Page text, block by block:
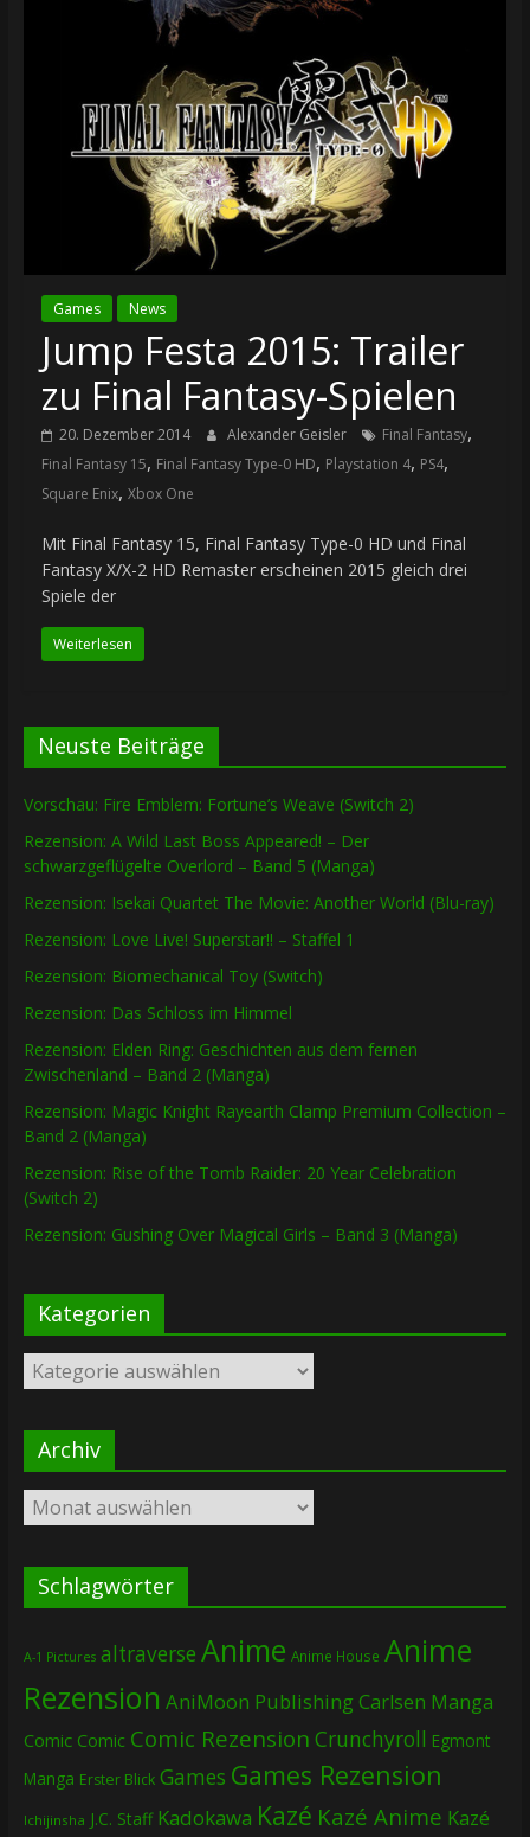
Games News
Jump Festa 2015: Trailer
zu Final Fantasy-Spielen
20. Dezember 2014 Alexander Geisler Final Fantasy,
Final Fantasy 15, Final Fantasy Type-0 HD, Playstation 4, PS4,
Square Enix, Xbox One
Mit Final Fantasy 15, Final Fantasy Type-0 HD und Final
Fantasy X/X-2 HD Remaster erscheinen 2015 gleich drei
Spiele der
Weiterlesen
Neuste Beiträge
Vorschau: Fire Emblem: Fortune’s Weave (Switch 2)
Rezension: A Wild Last Boss Appeared! – Der
schwarzgeflügelte Overlord – Band 5 (Manga)
Rezension: Isekai Quartet The Movie: Another World (Blu-ray)
Rezension: Love Live! Superstar!! – Staffel 1
Rezension: Biomechanical Toy (Switch)
Rezension: Das Schloss im Himmel
Rezension: Elden Ring: Geschichten aus dem fernen
Zwischenland – Band 2 (Manga)
Rezension: Magic Knight Rayearth Clamp Premium Collection –
Band 2 (Manga)
Rezension: Rise of the Tomb Raider: 20 Year Celebration
(Switch 2)
Rezension: Gushing Over Magical Girls – Band 3 (Manga)
Kategorien
Kategorien
Archiv
Archiv
Schlagwörter
A-1 Pictures altraverse Anime Anime House Anime
Rezension AniMoon PublishingCarlsen Manga
Comic Comic Comic Rezension Crunchyroll Egmont
Manga Erster Blick Games Games Rezension
Ichijinsha J.C. Staff Kadokawa Kazé Kazé Anime Kazé